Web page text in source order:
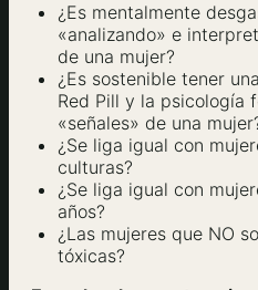
¿Es mentalmente
«analizando» e
de una mujer?
¿Es sostenible tener
Red Pill y la psicología
«señales» de una
¿Se liga igual con
culturas?
¿Se liga igual con
años?
¿Las mujeres que NO
tóxicas?